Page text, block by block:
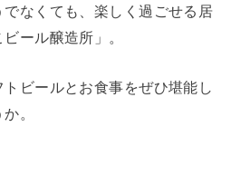
でなくても、楽しく過ごせる居
ール醸造所」。
ビールとお食事をぜひ堪能し
。